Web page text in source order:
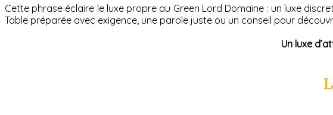
Cette phrase éclaire le luxe propre au Green Lord Domaine : un luxe
Table préparée avec exigence, une parole juste ou un conseil pour
Un luxe